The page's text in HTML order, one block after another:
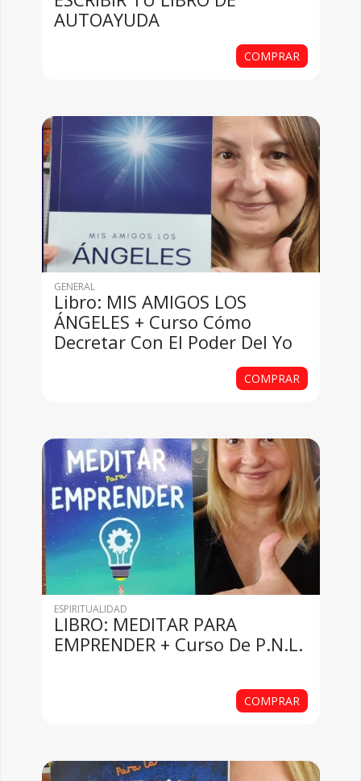
AUTOAYUDA
COMPRAR
GENERAL
Libro: MIS AMIGOS LOS
ÁNGELES + Curso Cómo
Decretar Con El Poder Del Yo
COMPRAR
ESPIRITUALIDAD
LIBRO: MEDITAR PARA
EMPRENDER + Curso De P.N.L.
COMPRAR